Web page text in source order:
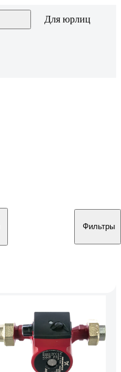
Для юрлиц
Фильтры